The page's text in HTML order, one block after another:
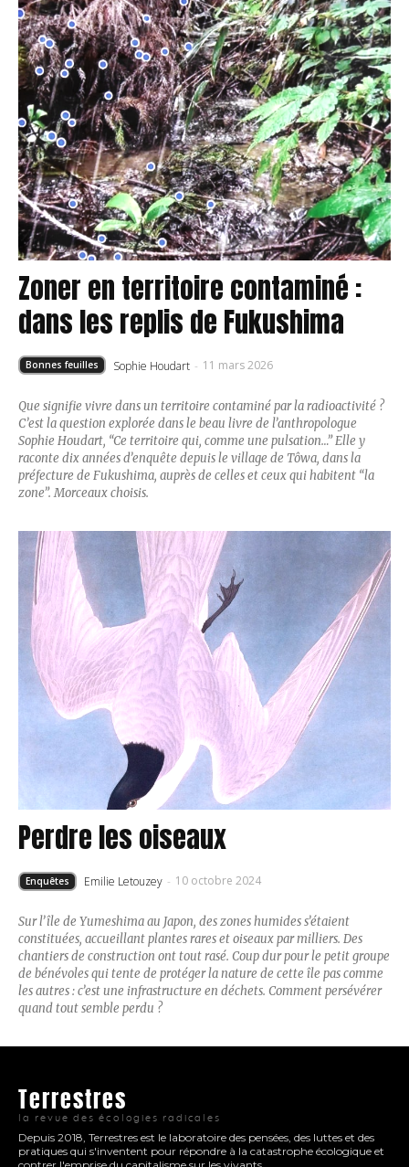
Zoner en territoire contaminé :
dans les replis de Fukushima
Bonnes feuilles Sophie Houdart - 11 mars 2026
Que signifie vivre dans un territoire contaminé par la radioactivité ?
C’est la question explorée dans le beau livre de l’anthropologue
Sophie Houdart, “Ce territoire qui, comme une pulsation…” Elle y
raconte dix années d’enquête depuis le village de Tôwa, dans la
préfecture de Fukushima, auprès de celles et ceux qui habitent “la
zone”. Morceaux choisis.
Perdre les oiseaux
Enquêtes Emilie Letouzey - 10 octobre 2024
Sur l’île de Yumeshima au Japon, des zones humides s’étaient
constituées, accueillant plantes rares et oiseaux par milliers. Des
chantiers de construction ont tout rasé. Coup dur pour le petit groupe
de bénévoles qui tente de protéger la nature de cette île pas comme
les autres : c’est une infrastructure en déchets. Comment persévérer
quand tout semble perdu ?
Terrestres
la revue des écologies radicales
Depuis 2018, Terrestres est le laboratoire des pensées, des luttes et des
pratiques qui s'inventent pour répondre à la catastrophe écologique et